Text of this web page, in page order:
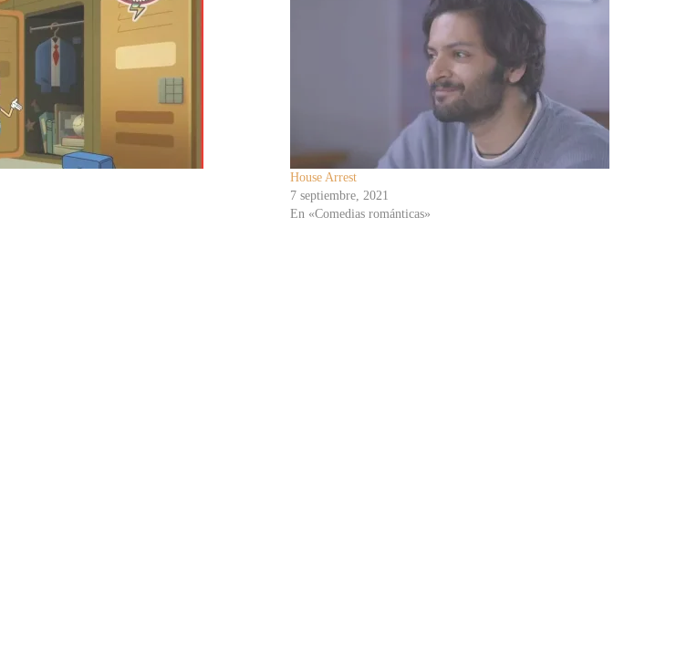
House Arrest
7 septiembre, 2021
En «Comedias románticas»